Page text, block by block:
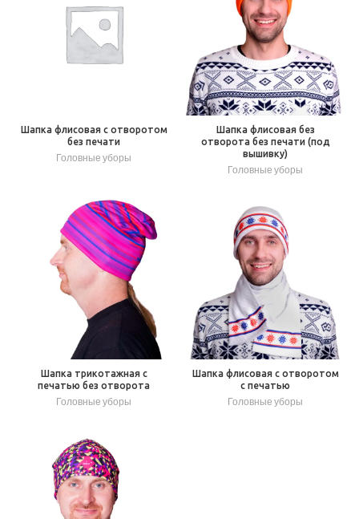
Шапка флисовая с отворотом
без печати
Головные уборы
Шапка флисовая без
отворота без печати (под
вышивку)
Головные уборы
Шапка трикотажная с
печатью без отворота
Головные уборы
Шапка флисовая с отворотом
с печатью
Головные уборы